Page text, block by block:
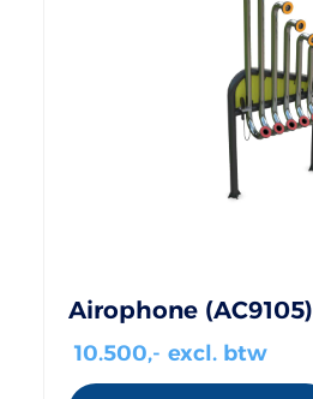
Airophone (AC9105)
10.500,- excl. btw